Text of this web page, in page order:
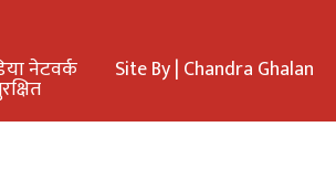
नेटवर्क Site By | Chandra Ghalan